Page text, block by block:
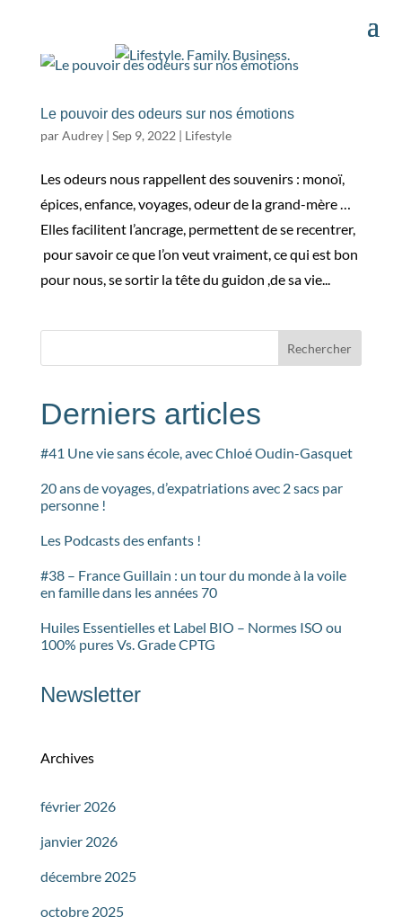
Le pouvoir des odeurs sur nos émotions
parAudrey| Sep 9, 2022 | Lifestyle
Les odeurs nous rappellent des souvenirs : monoï,
épices, enfance, voyages, odeur de la grand-mère …
Elles facilitent l’ancrage, permettent de se recentrer,
pour savoir ce que l’on veut vraiment, ce qui est bon
pour nous, se sortir la tête du guidon ,de sa vie...
Rechercher
Derniers articles
#41 Une vie sans école, avec Chloé Oudin-Gasquet
20 ans de voyages, d’expatriations avec 2 sacs par
personne !
Les Podcasts des enfants !
#38 – France Guillain : un tour du monde à la voile
en famille dans les années 70
Huiles Essentielles et Label BIO – Normes ISO ou
100% pures Vs. Grade CPTG
Newsletter
Archives
février 2026
janvier 2026
décembre 2025
octobre 2025